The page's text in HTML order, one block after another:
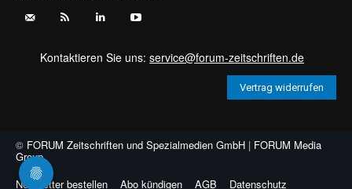
Kontaktieren Sie uns:service@forum-zeitschriften.de
Vertrag widerrufen
© FORUM Zeitschriften und Spezialmedien GmbH | FORUM Media
Group
Newsletter bestellen
Abo kündigen AGB Datenschutz